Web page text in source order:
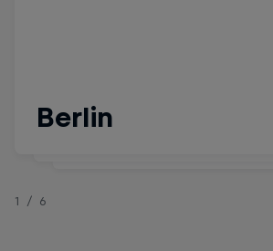
Berlin
40
1/6